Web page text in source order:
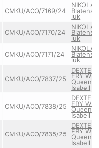
CMKU/ACO/7169/24
luk
CMKU/ACO/7170/24
luk
CMKU/ACO/7171/24
luk
CMKU/ACO/7837/25
DEXTER
FRY
Queen
Isabell
CMKU/ACO/7838/25
DEXTER
FRY
Queen
Isabell
CMKU/ACO/7835/25
DEXTER
FRY
Queen
Isabell